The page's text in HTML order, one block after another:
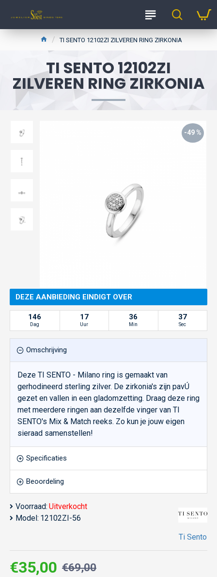
TI SENTO 12102ZI ZILVEREN RING ZIRKONIA
TI SENTO 12102ZI
ZILVEREN RING ZIRKONIA
-49 %
Omschrijving
Deze TI SENTO - Milano ring is gemaakt van
gerhodineerd sterling zilver. De zirkonia's zijn pavÚ
gezet en vallen in een gladomzetting. Draag deze ring
met meerdere ringen aan dezelfde vinger van TI
SENTO's Mix & Match reeks. Zo kun je jouw eigen
sieraad samenstellen!
Specificaties
Beoordeling
Voorraad: Uitverkocht
Model: 12102ZI-56
Ti Sento
DEZE AANBIEDING EINDIGT OVER
146
Dag
17
Uur
36
Min
37
Sec
€35,00 €69,00